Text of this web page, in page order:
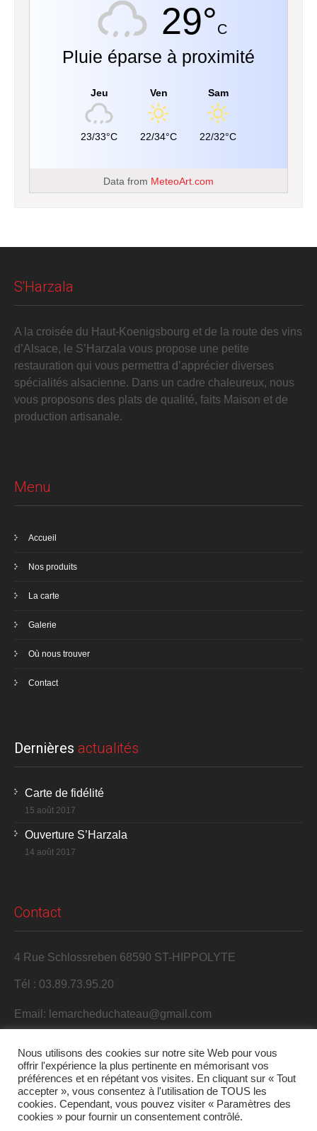
29°C
Pluie éparse à proximité
Jeu
23/33°C
Ven
22/34°C
Sam
22/32°C
Data from MeteoArt.com
S'Harzala
A la croisée du Haut-Koenigsbourg et de la route des vins
d’Alsace, le S’Harzala vous propose une petite
restauration qui vous permettra d’apprécier diverses
spécialités alsacienne. Dans un cadre chaleureux, nous
vous proposons des plats de qualité, faits Maison et de
production artisanale.
Menu
Accueil
Nos produits
La carte
Galerie
Où nous trouver
Contact
Dernières actualités
Carte de fidélité
15 août 2017
Ouverture S’Harzala
14 août 2017
Contact
4 Rue Schlossreben 68590 ST-HIPPOLYTE
Tél : 03.89.73.95.20
Email: lemarcheduchateau@gmail.com
Nous utilisons des cookies sur notre site Web pour vous
offrir l'expérience la plus pertinente en mémorisant vos
préférences et en répétant vos visites. En cliquant sur « Tout
accepter », vous consentez à l'utilisation de TOUS les
cookies. Cependant, vous pouvez visiter « Paramètres des
cookies » pour fournir un consentement contrôlé.